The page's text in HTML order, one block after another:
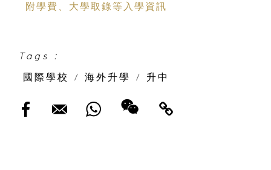
附學費、大學取錄等入學資訊
Tags :
國際學校
/ 海外升學 / 升中